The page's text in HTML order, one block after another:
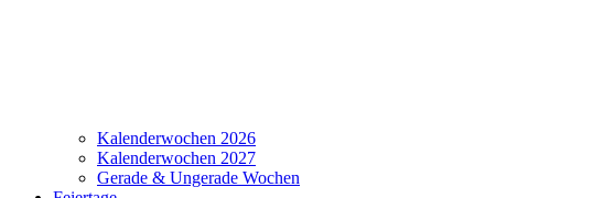
Kalenderwochen 2026
Kalenderwochen 2027
Gerade & Ungerade Wochen